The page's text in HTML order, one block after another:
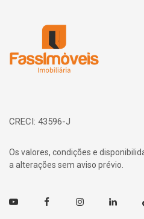
CRECI: 43596-J
Os valores, condições e
a alterações sem aviso prévio.
Youtube FacebookInstagramLinkedin